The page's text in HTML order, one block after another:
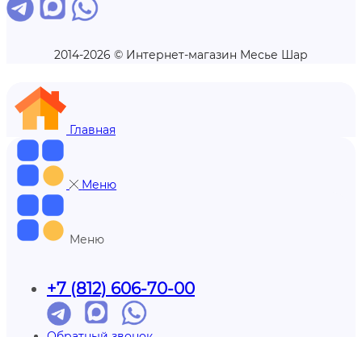
2014-2026 © Интернет-магазин Месье Шар
Главная
Меню
Меню
+7 (812) 606-70-00